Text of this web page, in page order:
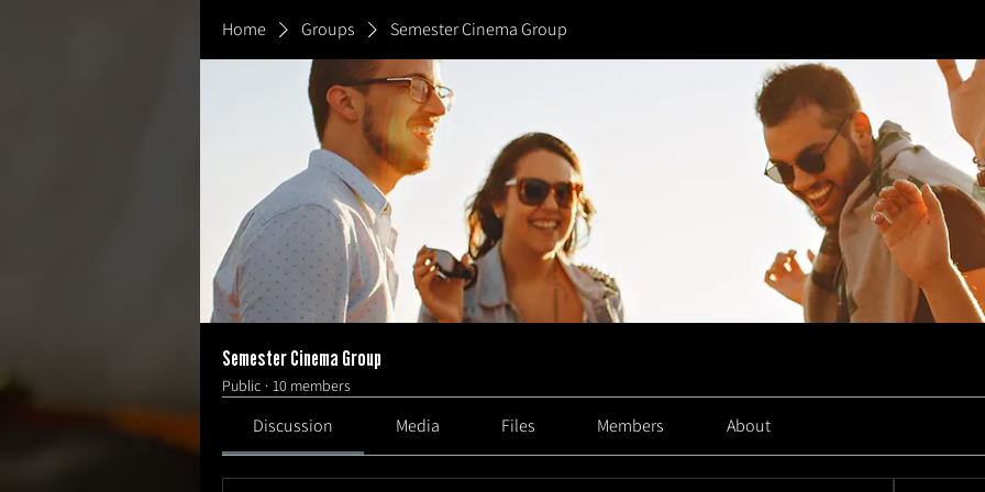
Home Groups Semester Cinema Group
Semester Cinema Group
Public · 10 members
Discussion Media Files Members About